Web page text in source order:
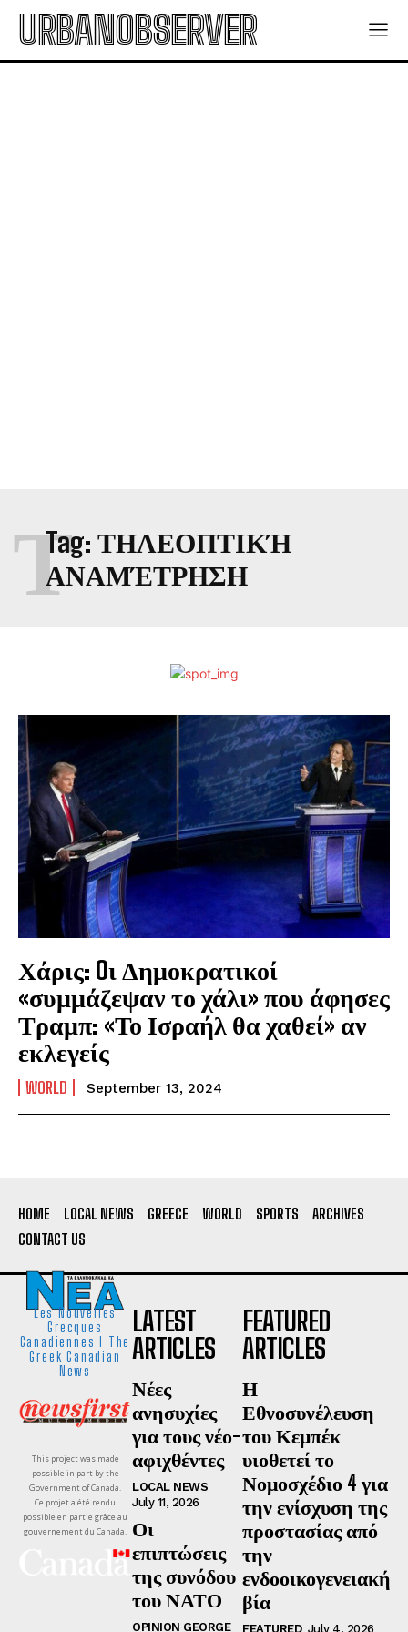
URBANOBSERVER
Tag: ΤΗΛΕΟΠΤΙΚΉ
ΑΝΑΜΈΤΡΗΣΗ
Τ
Χάρις: Oι Δημοκρατικοί
«συμμάζεψαν το χάλι» που άφησες
Τραμπ: «Το Ισραήλ θα χαθεί» αν
εκλεγείς
WORLD September 13, 2024
HOME LOCAL NEWS GREECE WORLD SPORTS
ARCHIVES
CONTACT US
Les Nouvelles
Grecques
Canadiennes I The
Greek Canadian
News
This project was made
possible in part by the
Government of Canada.
Ce projet a été rendu
possible en partie grâce au
gouvernement du Canada.
LATEST
ARTICLES
Νέες
ανησυχίες
για τους νέο-
αφιχθέντες
LOCAL NEWS
July 11, 2026
Οι
επιπτώσεις
της συνόδου
του ΝΑΤΟ
OPINION GEORGE
FEATURED
ARTICLES
Η
Εθνοσυνέλευση
του Κεμπέκ
υιοθετεί το
Νομοσχέδιο 4 για
την ενίσχυση της
προστασίας από
την
ενδοοικογενειακή
βία
FEATURED July 4, 2026